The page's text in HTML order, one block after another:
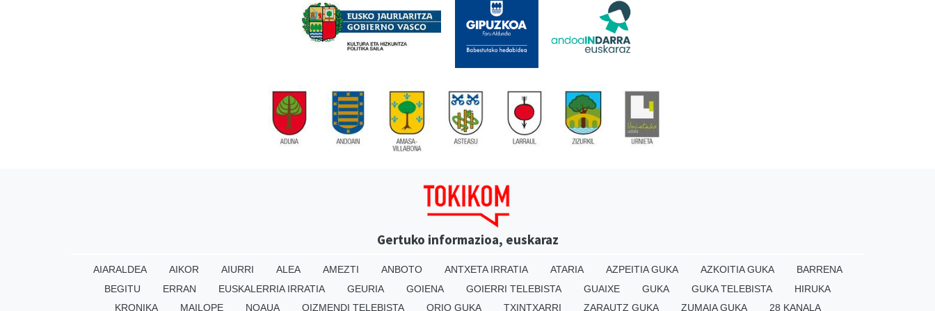
Gertuko informazioa, euskaraz
AIARALDEA AIKOR AIURRI ALEA AMEZTI ANBOTO ANTXETA IRRATIA ATARIA AZPEITIA GUKA AZKOITIA GUKA
BARRENA
BEGITU
ERRAN EUSKALERRIA IRRATIA GEURIA GOIENA GOIERRI TELEBISTA GUAIXE GUKA GUKA TELEBISTA
HIRUKA
KRONIKA
MAILOPE NOAUA OIZMENDI TELEBISTA ORIO GUKA TXINTXARRI ZARAUTZ GUKA ZUMAIA GUKA 28 KANALA